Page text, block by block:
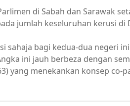
di Sabah dan Sarawak
jumlah keseluruhan kerusi di
sahaja bagi kedua-dua negeri
ini jauh berbeza dengan
yang menekankan konsep co-